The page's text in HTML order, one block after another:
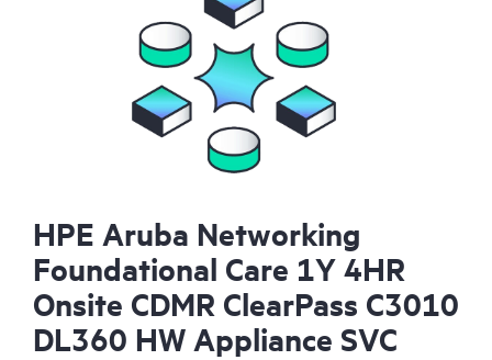
HPE Aruba Networking
Foundational Care 1Y 4HR
Onsite CDMR ClearPass C3010
DL360 HW Appliance SVC